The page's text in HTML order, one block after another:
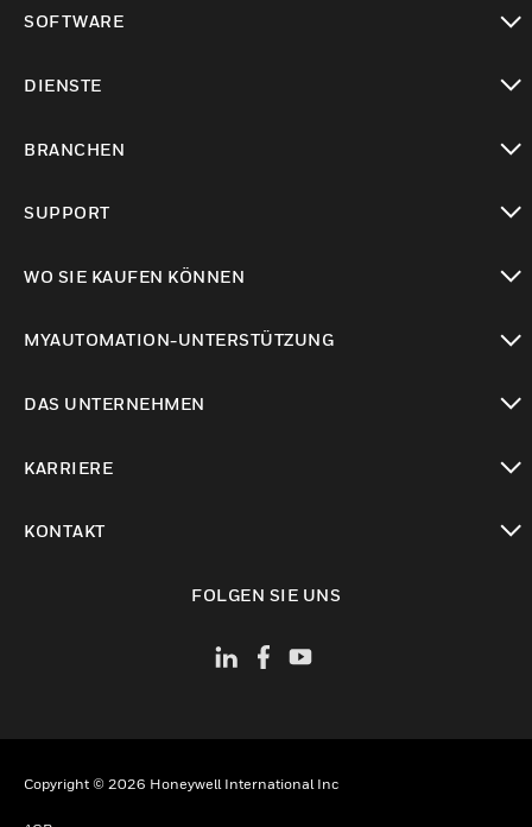
SOFTWARE
DIENSTE
BRANCHEN
SUPPORT
WO SIE KAUFEN KÖNNEN
MYAUTOMATION-UNTERSTÜTZUNG
DAS UNTERNEHMEN
KARRIERE
KONTAKT
FOLGEN SIE UNS
Copyright © 2026 Honeywell International Inc